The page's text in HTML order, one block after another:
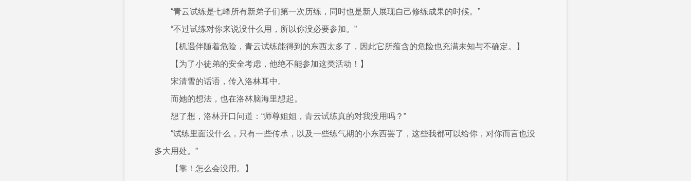
“青云试练是七峰所有新弟子们第一次历练，同时也是新人展现自己修练成果的时候。”
“不过试练对你来说没什么用，所以你没必要参加。”
【机遇伴随着危险，青云试练能得到的东西太多了，因此它所蕴含的危险也充满未知与不确定。】
【为了小徒弟的安全考虑，他绝不能参加这类活动！】
宋清雪的话语，传入洛林耳中。
而她的想法，也在洛林脑海里想起。
想了想，洛林开口问道：“师尊姐姐，青云试练真的对我没用吗？”
“试练里面没什么，只有一些传承，以及一些练气期的小东西罢了，这些我都可以给你，对你而言也没
多大用处。”
【靠！怎么会没用。】